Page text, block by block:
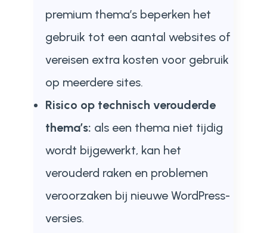
premium thema’s beperken het
gebruik tot een aantal websites of
vereisen extra kosten voor gebruik
op meerdere sites.
Risico op technisch verouderde
thema’s: als een thema niet tijdig
wordt bijgewerkt, kan het
verouderd raken en problemen
veroorzaken bij nieuwe WordPress-
versies.